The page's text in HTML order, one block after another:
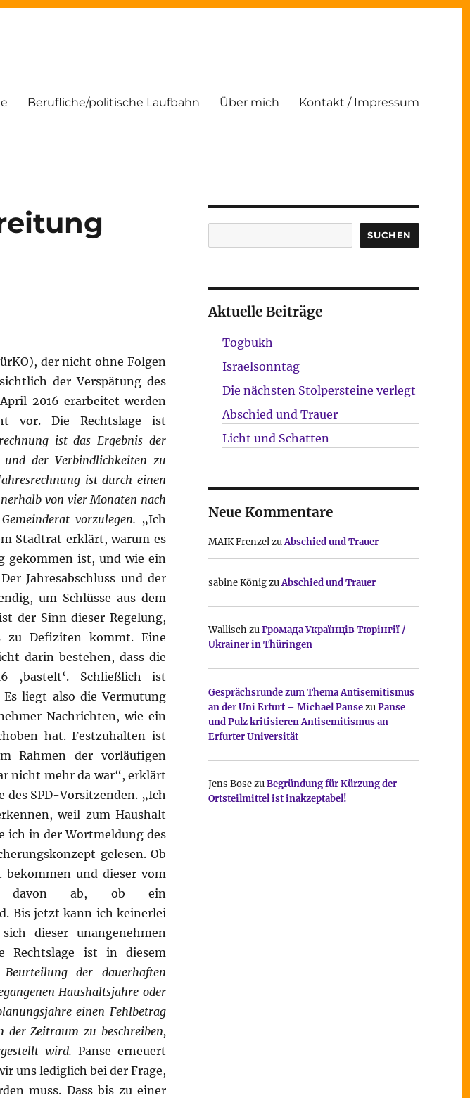
Berufliche/politische Laufbahn Über mich Kontakt / Impressum
der nicht ohne Folgen
der Verspätung des
2016 erarbeitet werden
vor. Die Rechtslage ist
ist das Ergebnis der
und der Verbindlichkeiten zu
ist durch einen
von vier Monaten nach
vorzulegen. „Ich
Stadtrat erklärt, warum es
gekommen ist, und wie ein
Jahresabschluss und der
um Schlüsse aus dem
der Sinn dieser Regelung,
zu Defiziten kommt. Eine
darin bestehen, dass die
‚bastelt‘. Schließlich ist
liegt also die Vermutung
Nachrichten, wie ein
hat. Festzuhalten ist
Rahmen der vorläufigen
nicht mehr da war“, erklärt
des SPD-Vorsitzenden. „Ich
weil zum Haushalt
ich in der Wortmeldung des
gelesen. Ob
bekommen und dieser vom
davon ab, ob ein
Bis jetzt kann ich keinerlei
dieser unangenehmen
Rechtslage ist in diesem
der dauerhaften
Haushaltsjahre oder
einen Fehlbetrag
der Zeitraum zu beschreiben,
wird. Panse erneuert
uns lediglich bei der Frage,
muss. Dass bis zu einer
SUCHEN
Aktuelle Beiträge
Togbukh
Israelsonntag
Die nächsten Stolpersteine verlegt
Abschied und Trauer
Licht und Schatten
Neue Kommentare
MAIK FrenzelzuAbschied und Trauer
sabine KönigzuAbschied und Trauer
WallischzuГромада Українців Тюрінгії /
Ukrainer in Thüringen
Gesprächsrunde zum Thema Antisemitismus
an der Uni Erfurt – Michael PansezuPanse
und Pulz kritisieren Antisemitismus an
Erfurter Universität
Jens BosezuBegründung für Kürzung der
Ortsteilmittel ist inakzeptabel!